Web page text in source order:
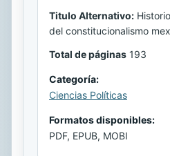
Titulo Alternativo:
del constitucionalismo
Total de páginas 193
Categoría:
Ciencias Políticas
Formatos disponibles:
PDF, EPUB, MOBI